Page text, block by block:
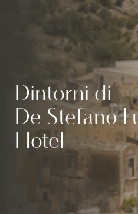
Dintorni di
De Stefano
Hotel